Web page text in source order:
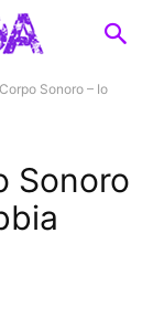
Sonoro – Io
Sonoro